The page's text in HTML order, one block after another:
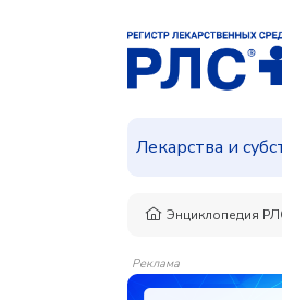
Лекарства и
Энциклопедия
Реклама